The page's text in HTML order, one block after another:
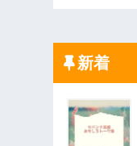
新着